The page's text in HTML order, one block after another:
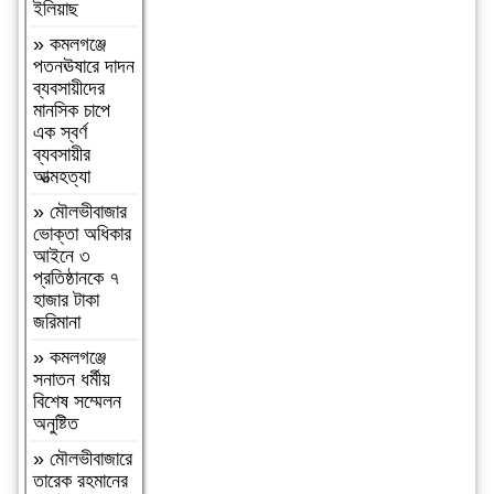
»বগুড়া
আদমদীঘিতে
বাসা বাড়ীতে
দুঃসাহসিক চুরি
সংঘটিত
»দুপচাঁচিয়া
ট্রেনে কাটা পড়ে
যুবকের মৃত্যু
»চারপাশে
সবকিছু আগের
মতোই আছে,
শুধু তোমরাই
নেই”—
উলুয়াইল
মাদ্রাসায় আলিম
পরীক্ষার্থী ২০২৬
এর অশ্রুসিক্ত
বিদায়।
» সিলেট রেঞ্জের
শ্রেষ্ঠ অফিসার
ইলিয়াছ
»কমলগঞ্জে
পতনঊষারে দাদন
ব্যবসায়ীদের
মানসিক চাপে
এক স্বর্ণ
ব্যবসায়ীর
আত্মহত্যা
»মৌলভীবাজার
ভোক্তা অধিকার
আইনে ৩
প্রতিষ্ঠানকে ৭
হাজার টাকা
জরিমানা
»কমলগঞ্জে
সনাতন ধর্মীয়
বিশেষ সম্মেলন
অনুষ্টিত
»মৌলভীবাজারে
তারেক রহমানের